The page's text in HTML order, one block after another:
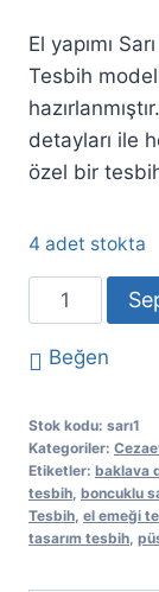
El yapımı
Tesbih
detayları ile
özel bir
4 adet stokta
Sarı
lacivert
Baklava
Sallama
Tesbih
adet
Beğen
Stok kodu: sarı1
Kategoriler:
Etiketler: baklava
tesbih, boncuklu
Tesbih, el emeği
tasarım tesbih,